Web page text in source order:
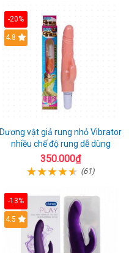
-20%
Hot
4.8
Dương vật giả rung nhỏ Vibrator
nhiều chế độ rung dễ dùng
350.000₫
(61)
-13%
Hot
4.5